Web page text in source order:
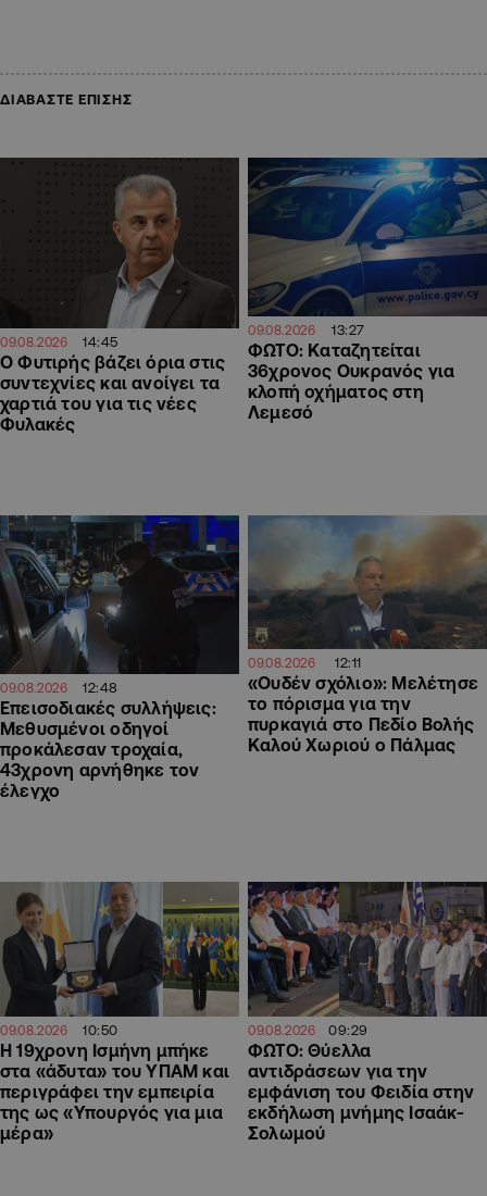
ΔΙΑΒΑΣΤΕ ΕΠΙΣΗΣ
09.08.2026 14:45
O Φυτιρής βάζει όρια στις
συντεχνίες και ανοίγει τα
χαρτιά του για τις νέες
Φυλακές
09.08.2026 13:27
ΦΩΤΟ: Καταζητείται
36χρονος Ουκρανός για
κλοπή οχήματος στη
Λεμεσό
09.08.2026 12:48
Επεισοδιακές συλλήψεις:
Μεθυσμένοι οδηγοί
προκάλεσαν τροχαία,
43χρονη αρνήθηκε τον
έλεγχο
09.08.2026 12:11
«Ουδέν σχόλιο»: Μελέτησε
το πόρισμα για την
πυρκαγιά στο Πεδίο Βολής
Καλού Χωριού ο Πάλμας
09.08.2026 10:50
Η 19χρονη Ισμήνη μπήκε
στα «άδυτα» του ΥΠΑΜ και
περιγράφει την εμπειρία
της ως «Υπουργός για μια
μέρα»
09.08.2026 09:29
ΦΩΤΟ: Θύελλα
αντιδράσεων για την
εμφάνιση του Φειδία στην
εκδήλωση μνήμης Ισαάκ-
Σολωμού